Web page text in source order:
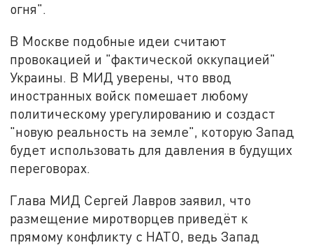
огня".
В Москве подобные идеи считают
провокацией и "фактической оккупацией"
Украины. В МИД уверены, что ввод
иностранных войск помешает любому
политическому урегулированию и создаст
"новую реальность на земле", которую Запад
будет использовать для давления в будущих
переговорах.
Глава МИД Сергей Лавров заявил, что
размещение миротворцев приведёт к
прямому конфликту с НАТО, ведь Запад